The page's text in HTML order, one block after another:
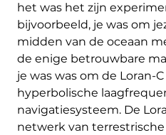
het was het zijn
bijvoorbeeld, je was om
midden van de oceaan
de enige betrouwbare
je was was om de Loran-
hyperbolische
navigatiesysteem. De
netwerk van